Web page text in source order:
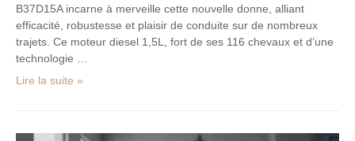
B37D15A incarne à merveille cette nouvelle donne, alliant
efficacité, robustesse et plaisir de conduite sur de nombreux
trajets. Ce moteur diesel 1,5L, fort de ses 116 chevaux et d’une
technologie …
Lire la suite »